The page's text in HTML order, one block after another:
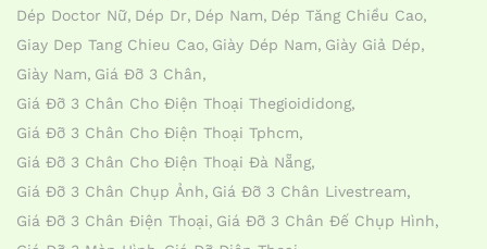
Dép Doctor Nữ Dép Dr Dép Nam Dép Tăng Chiều Cao
Giay Dep Tang Chieu Cao Giày Dép Nam Giày Giả Dép
Giày Nam Giá Đỡ 3 Chân
Giá Đỡ 3 Chân Cho Điện Thoại Thegioididong
Giá Đỡ 3 Chân Cho Điện Thoại Tphcm
Giá Đỡ 3 Chân Cho Điện Thoại Đà Nẵng
Giá Đỡ 3 Chân Chụp Ảnh Giá Đỡ 3 Chân Livestream
Giá Đỡ 3 Chân Điện Thoại Giá Đỡ 3 Chân Đế Chụp Hình